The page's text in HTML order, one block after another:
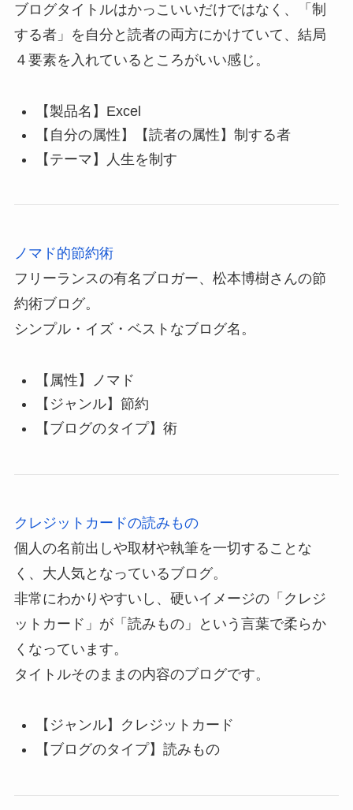
ブログタイトルはかっこいいだけではなく、「制
する者」を自分と読者の両方にかけていて、結局
４要素を入れているところがいい感じ。
【製品名】Excel
【自分の属性】【読者の属性】制する者
【テーマ】人生を制す
ノマド的節約術
フリーランスの有名ブロガー、松本博樹さんの節
約術ブログ。
シンプル・イズ・ベストなブログ名。
【属性】ノマド
【ジャンル】節約
【ブログのタイプ】術
クレジットカードの読みもの
個人の名前出しや取材や執筆を一切することな
く、大人気となっているブログ。
非常にわかりやすいし、硬いイメージの「クレジ
ットカード」が「読みもの」という言葉で柔らか
くなっています。
タイトルそのままの内容のブログです。
【ジャンル】クレジットカード
【ブログのタイプ】読みもの